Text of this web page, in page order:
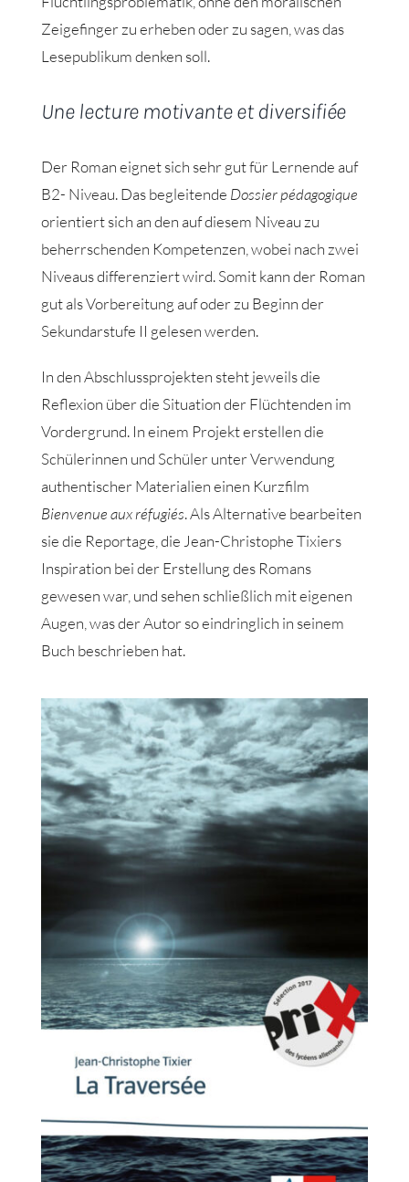
Zeigefinger zu erheben oder zu sagen, was das
Lesepublikum denken soll.
Une lecture motivante et diversifiée
Der Roman eignet sich sehr gut für Lernende auf
B2- Niveau. Das begleitende Dossier pédagogique
orientiert sich an den auf diesem Niveau zu
beherrschenden Kompetenzen, wobei nach zwei
Niveaus differenziert wird. Somit kann der Roman
gut als Vorbereitung auf oder zu Beginn der
Sekundarstufe II gelesen werden.
In den Abschlussprojekten steht jeweils die
Reflexion über die Situation der Flüchtenden im
Vordergrund. In einem Projekt erstellen die
Schülerinnen und Schüler unter Verwendung
authentischer Materialien einen Kurzfilm
Bienvenue aux réfugiés. Als Alternative bearbeiten
sie die Reportage, die Jean-Christophe Tixiers
Inspiration bei der Erstellung des Romans
gewesen war, und sehen schließlich mit eigenen
Augen, was der Autor so eindringlich in seinem
Buch beschrieben hat.